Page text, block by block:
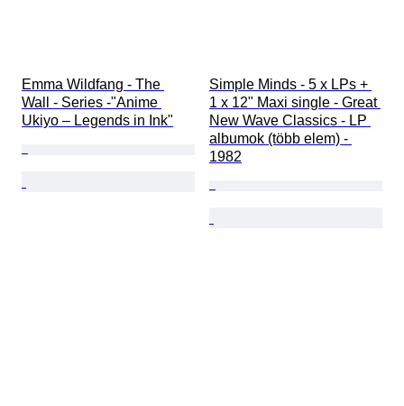
Emma Wildfang - The
Wall - Series -"Anime
Ukiyo – Legends in Ink"
Simple Minds - 5 x LPs +
1 x 12" Maxi single - Great
New Wave Classics - LP
albumok (több elem) -
1982